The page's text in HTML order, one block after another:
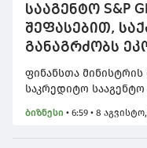
სააგენტო S&P
შეფასებით,
განაგრძობს
მაღალი
ფისკალური
ფინანსთა
საკრედიტო სააგენტო
ეკონომიკური ზრდის
ჯანსაღი ფისკალური
ბიზნესი • 6:59 • 8